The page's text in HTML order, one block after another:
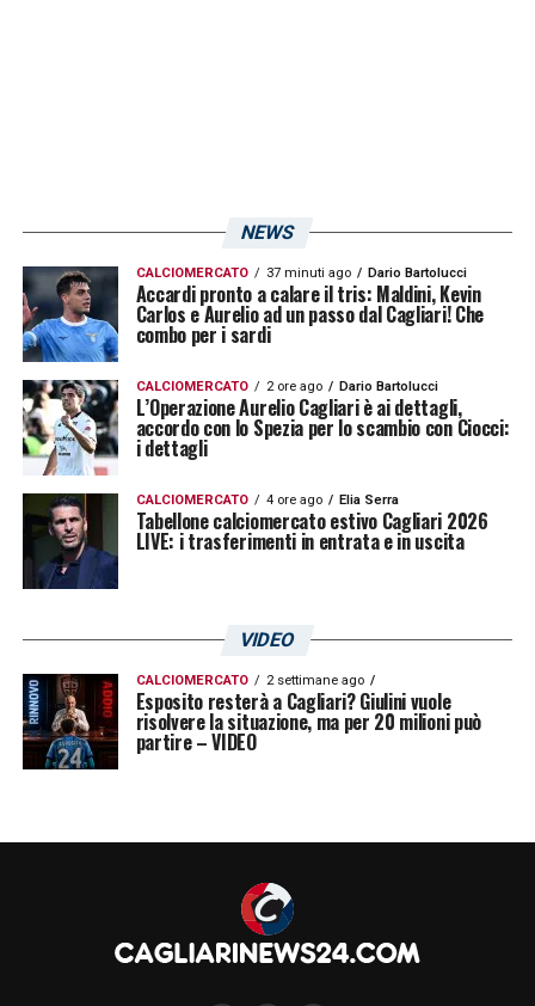
NEWS
CALCIOMERCATO 37 minuti ago Dario Bartolucci
Accardi pronto a calare il tris: Maldini, Kevin
Carlos e Aurelio ad un passo dal Cagliari! Che
combo per i sardi
CALCIOMERCATO 2 ore ago Dario Bartolucci
L’Operazione Aurelio Cagliari è ai dettagli,
accordo con lo Spezia per lo scambio con Ciocci:
i dettagli
CALCIOMERCATO 4 ore ago Elia Serra
Tabellone calciomercato estivo Cagliari 2026
LIVE: i trasferimenti in entrata e in uscita
VIDEO
CALCIOMERCATO 2 settimane ago
Esposito resterà a Cagliari? Giulini vuole
risolvere la situazione, ma per 20 milioni può
partire – VIDEO